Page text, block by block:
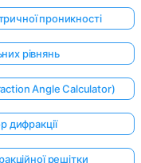
проникності
рівнянь
Angle Calculator)
дифракції
решітки